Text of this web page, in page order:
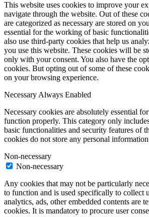
This website uses cookies to improve your
navigate through the website. Out of these
are categorized as necessary are stored on
essential for the working of basic
also use third-party cookies that help us
you use this website. These cookies will be
only with your consent. You also have the
cookies. But opting out of some of these
on your browsing experience.
NecessaryAlways Enabled
Necessary cookies are absolutely essential
function properly. This category only
basic functionalities and security features of
cookies do not store any personal
Non-necessary
Non-necessary
Any cookies that may not be particularly
to function and is used specifically to collect
analytics, ads, other embedded contents are
cookies. It is mandatory to procure user